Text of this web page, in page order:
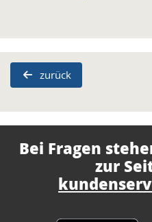
zurück
Bei Fragen
zur